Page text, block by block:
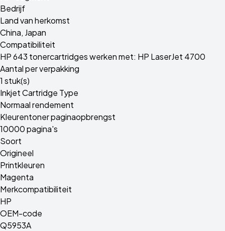
Bedrijf
Land van herkomst
China, Japan
Compatibiliteit
HP 643 tonercartridges werken met: HP LaserJet 4700
Aantal per verpakking
1 stuk(s)
Inkjet Cartridge Type
Normaal rendement
Kleurentoner paginaopbrengst
10000 pagina's
Soort
Origineel
Printkleuren
Magenta
Merkcompatibiliteit
HP
OEM-code
Q5953A